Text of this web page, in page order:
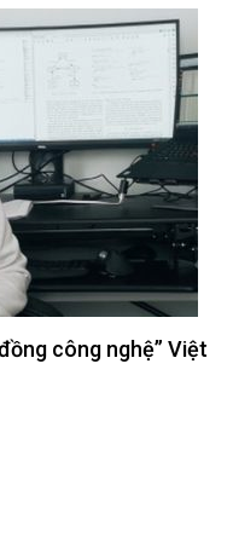
công nghệ” Việt